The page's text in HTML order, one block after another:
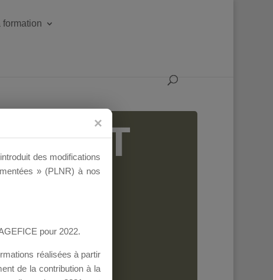
formation
Dirigeant.
des modifications
» (PLNR) à nos
pour 2022.
réalisées à partir
de la contribution à la